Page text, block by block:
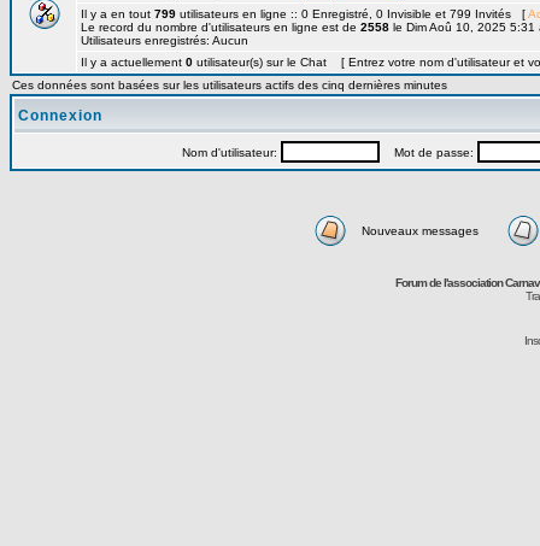
Il y a en tout 799 utilisateurs en ligne :: 0 Enregistré, 0 Invisible et 799 Invités [
Le record du nombre d'utilisateurs en ligne est de 2558 le Dim Aoû 10, 2025 5:31
Utilisateurs enregistrés: Aucun
Il y a actuellement 0 utilisateur(s) sur le Chat [ Entrez votre nom d'utilisateur et
Ces données sont basées sur les utilisateurs actifs des cinq dernières minutes
Connexion
Nom d'utilisateur: Mot de passe:
Nouveaux messages
Forum de l'association